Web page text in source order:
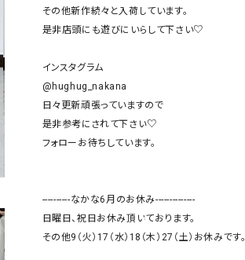
グッズ
adidas（アディダス）
ASFVLT（アスファルト）
Antiquite's（アンティークス）
その他新作続々と入荷しています。
是非店頭にも遊びにいらして下さい♡
インスタグラム
@hughug_nakana
日々更新頑張っていますので
是非参考にされて下さい♡
フォローお待ちしています。
----------なかな6月のお休み--------------
日曜日、祝日お休み頂いております。
その他9（火）17（水）18（木）27（土）お休みです。